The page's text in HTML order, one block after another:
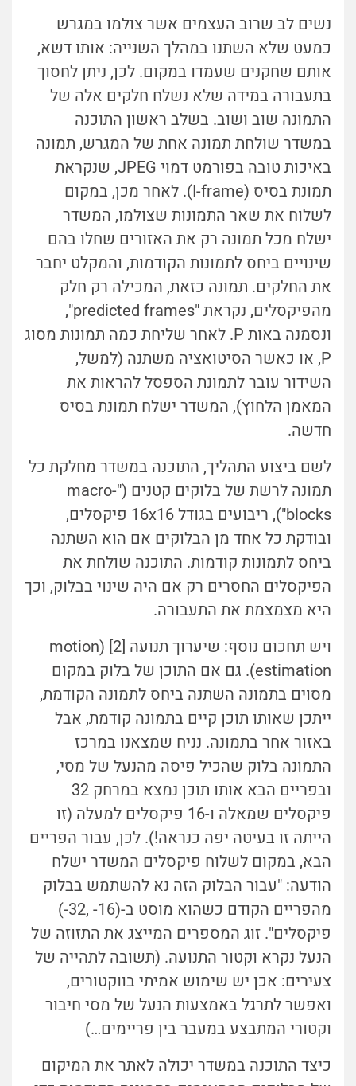
נשים לב שרוב העצמים אשר צולמו במגרש
כמעט שלא השתנו במהלך השנייה: אותו דשא,
אותם שחקנים שעמדו במקום. לכן, ניתן לחסוך
בתעבורה במידה שלא נשלח חלקים אלה של
התמונה שוב ושוב. בשלב ראשון התוכנה
במשדר שולחת תמונה אחת של המגרש, תמונה
באיכות טובה בפורמט דמוי JPEG, שנקראת
תמונת בסיס (I-frame). לאחר מכן, במקום
לשלוח את שאר התמונות שצולמו, המשדר
ישלח מכל תמונה רק את האזורים שחלו בהם
שינויים ביחס לתמונות הקודמות, והמקלט יחבר
את החלקים. תמונה כזאת, המכילה רק חלק
מהפיקסלים, נקראת "predicted frames",
ונסמנה באות P. לאחר שליחת כמה תמונות מסוג
P, או כאשר הסיטואציה משתנה (למשל,
השידור עובר לתמונת הספסל להראות את
המאמן הלחוץ), המשדר ישלח תמונת בסיס
חדשה.
לשם ביצוע התהליך, התוכנה במשדר מחלקת כל
תמונה לרשת של בלוקים קטנים ("macro-
blocks"), ריבועים בגודל 16x16 פיקסלים,
ובודקת כל אחד מן הבלוקים אם הוא השתנה
ביחס לתמונות קודמות. התוכנה שולחת את
הפיקסלים החסרים רק אם היה שינוי בבלוק, וכך
היא מצמצמת את התעבורה.
ויש תחכום נוסף: שיערוך תנועה [2] (motion
estimation). גם אם התוכן של בלוק במקום
מסוים בתמונה השתנה ביחס לתמונה הקודמת,
ייתכן שאותו תוכן קיים בתמונה קודמת, אבל
באזור אחר בתמונה. נניח שמצאנו במרכז
התמונה בלוק שהכיל פיסה מהנעל של מסי,
ובפריים הבא אותו תוכן נמצא במרחק 32
פיקסלים שמאלה ו-16 פיקסלים למעלה (זו
הייתה זו בעיטה יפה כנראה!). לכן, עבור הפריים
הבא, במקום לשלוח פיקסלים המשדר ישלח
הודעה: "עבור הבלוק הזה נא להשתמש בבלוק
מהפריים הקודם כשהוא מוסט ב-(16- ,32-)
פיקסלים". זוג המספרים המייצג את התזוזה של
הנעל נקרא וקטור התנועה. (תשובה לתהייה של
צעירים: אכן יש שימוש אמיתי בווקטורים,
ואפשר לתרגל באמצעות הנעל של מסי חיבור
וקטורי המתבצע במעבר בין פריימים…)
כיצד התוכנה במשדר יכולה לאתר את המיקום